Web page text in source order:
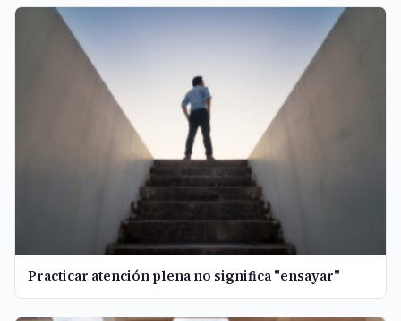
Practicar atención plena no significa "ensayar"